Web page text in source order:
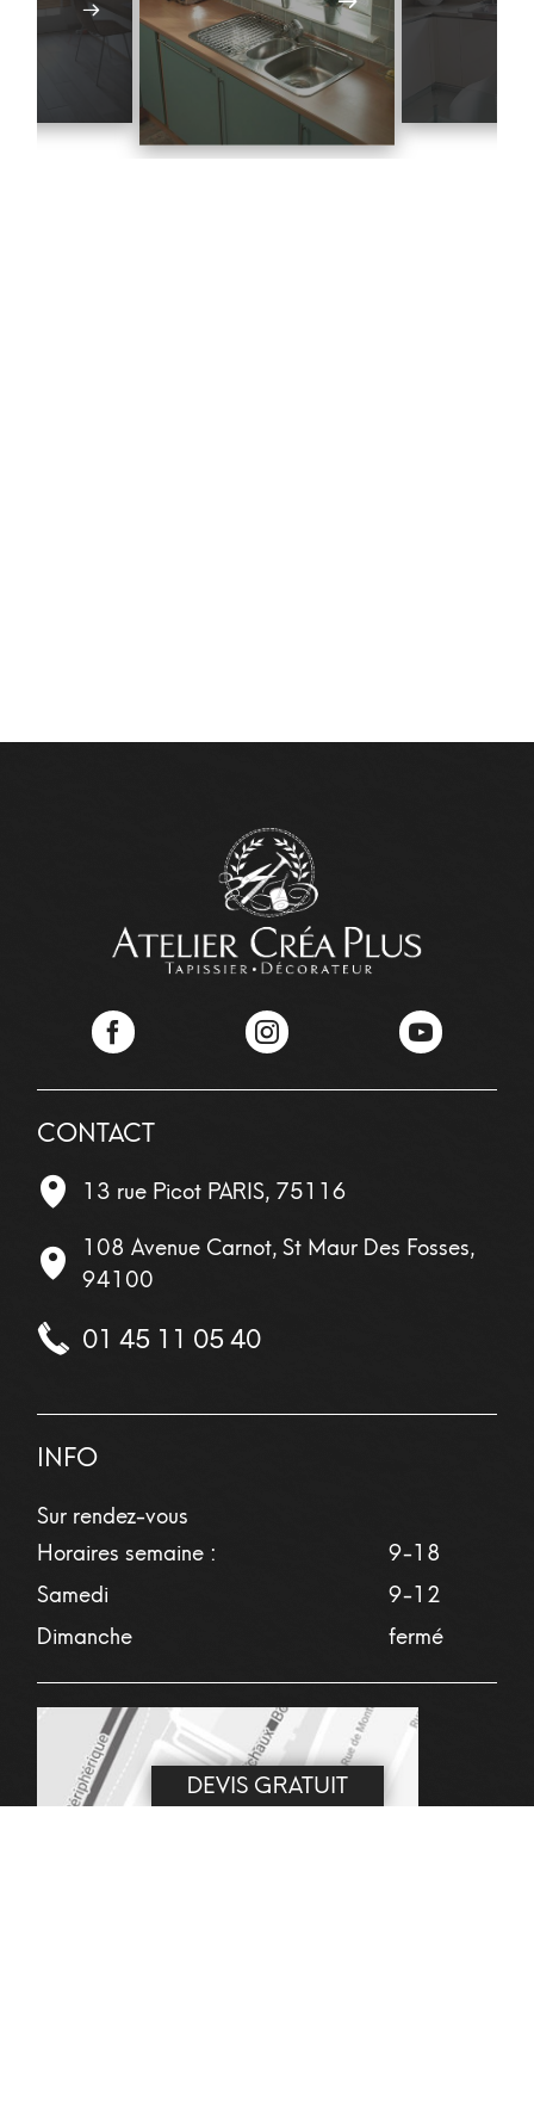
YouTube
CONTACT
13 rue Picot PARIS, 75116
108 Avenue Carnot, St Maur Des Fosses,
94100
01 45 11 05 40
INFO
Sur rendez-vous
Horaires semaine :
9-18
Samedi
9-12
Dimanche
fermé
DEVIS GRATUIT